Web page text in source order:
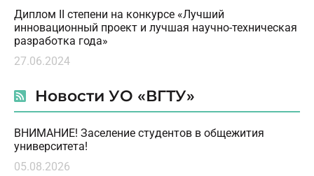
Диплом II степени на конкурсе «Лучший
инновационный проект и лучшая научно-техническая
разработка года»
27.06.2024
Новости УО «ВГТУ»
ВНИМАНИЕ! Заселение студентов в общежития
университета!
05.08.2026